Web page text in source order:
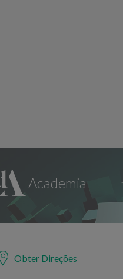
Obter Direções